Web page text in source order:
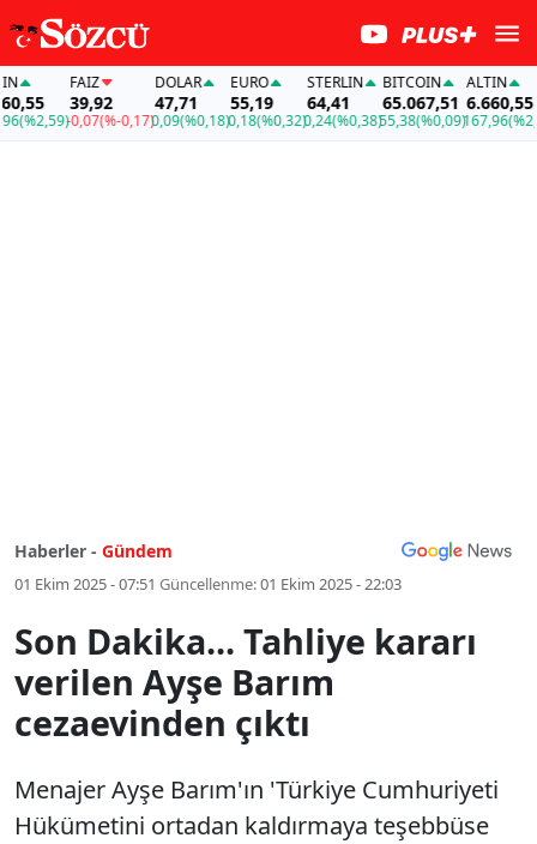
FAİZ
39,92
-0,07(%-0,17)
DOLAR
47,71
0,09(%0,18)
EURO
55,19
0,18(%0,32)
STERLIN
64,41
0,24(%0,38)
BITCOIN
65.067,51
55,38(%0,09)
ALTIN
6.660,55
167,96(%2,59)-
Haberler - Gündem
01 Ekim 2025 - 07:51 Güncellenme:01 Ekim 2025 - 22:03
Son Dakika... Tahliye kararı
verilen Ayşe Barım
cezaevinden çıktı
Menajer Ayşe Barım'ın 'Türkiye Cumhuriyeti
Hükümetini ortadan kaldırmaya teşebbüse